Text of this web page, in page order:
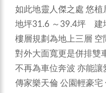
如此地靈人傑之處 悠植
地坪31.6 ～39.4坪 建
樓層規劃為地上三層 空
對外大面寬更是併排雙
不再為車位奔波 亦能讓
傳家樂天倫 公園輕豪宅